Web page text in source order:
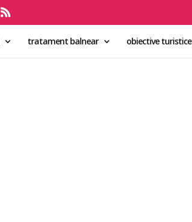
tratament balnear obiective turistice